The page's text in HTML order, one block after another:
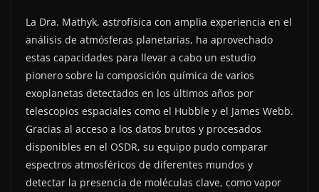
La Dra. Mathyk, astrofísica con amplia experiencia en el
análisis de atmósferas planetarias, ha aprovechado
estas capacidades para llevar a cabo un estudio
pionero sobre la composición química de varios
exoplanetas detectados en los últimos años por
telescopios espaciales como el Hubble y el James Webb.
Gracias al acceso a los datos brutos y procesados
disponibles en el OSDR, su equipo pudo comparar
espectros atmosféricos de diferentes mundos y
detectar la presencia de moléculas clave, como vapor